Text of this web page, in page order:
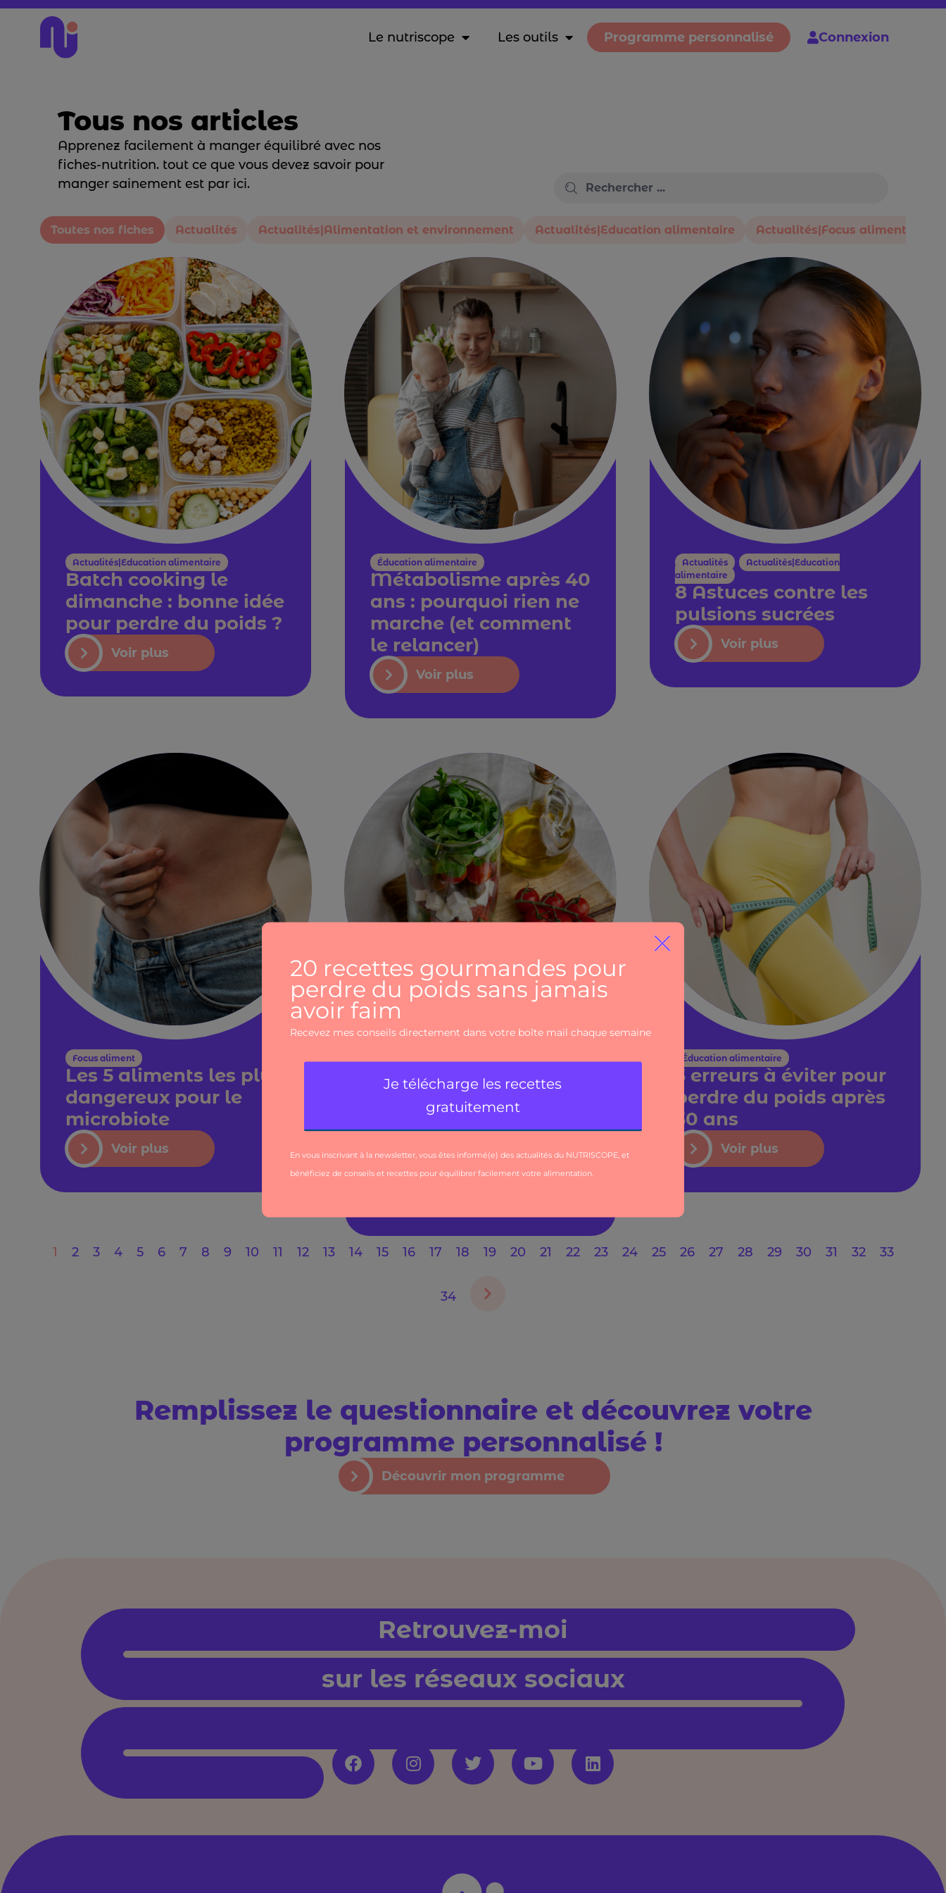
Le nutriscope Les outils Programme personnalisé Connexion
Tous nos articles
Apprenez facilement à manger équilibré avec nos
fiches-nutrition. tout ce que vous devez savoir pour
manger sainement est par ici.
Actualités Actualités|Alimentation et environnement Actualités|Education alimentaire Actualités|Focus aliment
Toutes nos fiches
Actualités|Education alimentaire
Batch cooking le
dimanche : bonne idée
pour perdre du poids ?
Voir plus
Éducation alimentaire
Métabolisme après 40
ans : pourquoi rien ne
marche (et comment
le relancer)
Voir plus
Actualités
Actualités|Education
alimentaire
8 Astuces contre les
pulsions sucrées
Voir plus
Focus aliment
Les 5 aliments les plus
dangereux pour le
microbiote
Voir plus
Régime
méditerranéen : La
meilleure
perdre du poids
Éducation alimentaire
3 erreurs à éviter pour
perdre du poids après
30 ans
Voir plus
1 2 3 4 5 6 7 8 9 10 11 12 13 14 15 16 17 18 19 20 21 22 23 24 25 26 27 28 29 30 31 32 33
34
Remplissez le questionnaire et découvrez votre
programme personnalisé !
Découvrir mon programme
Retrouvez-moi
sur les réseaux sociaux